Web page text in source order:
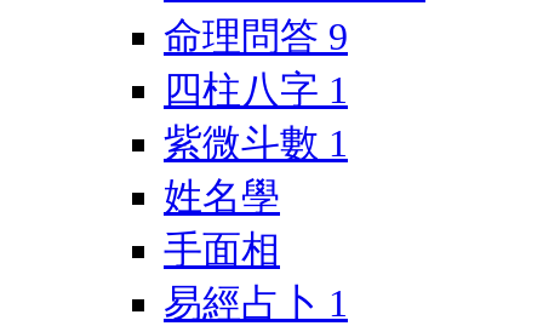
命理問答 9
四柱八字 1
紫微斗數 1
姓名學
手面相
易經占卜 1